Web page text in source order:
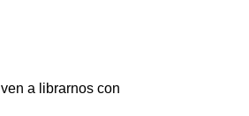
a librarnos con